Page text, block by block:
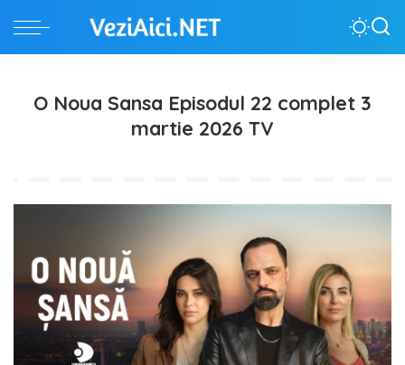
O Noua Sansa Episodul 22 complet 3
martie 2026 TV